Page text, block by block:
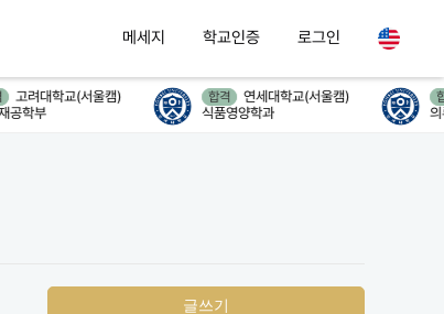
메세지 학교인증 로그인
고려대학교(서울캠)
학부
합격
연세대학교(서울캠)
식품영양학과
합
의
글쓰기